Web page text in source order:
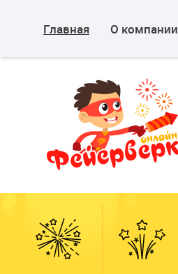
Главная О компании